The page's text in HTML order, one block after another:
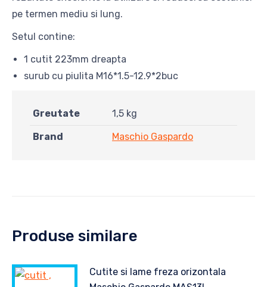
pe termen mediu si lung.
Setul contine:
1 cutit 223mm dreapta
surub cu piulita M16*1.5-12.9*2buc
Greutate 1,5 kg
Brand Maschio Gaspardo
Produse similare
Cutite si lame freza orizontala